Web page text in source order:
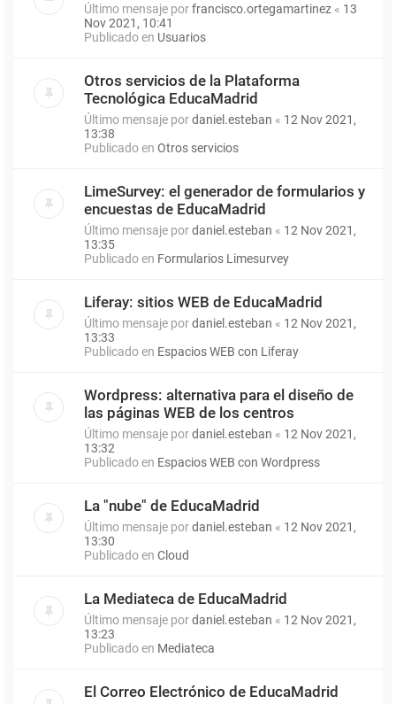
Último mensaje porfrancisco.ortegamartinez « 13
Nov 2021, 10:41
Publicado en Usuarios
Otros servicios de la Plataforma
Tecnológica EducaMadrid
Último mensaje pordaniel.esteban « 12 Nov 2021,
13:38
Publicado en Otros servicios
LimeSurvey: el generador de formularios y
encuestas de EducaMadrid
Último mensaje pordaniel.esteban « 12 Nov 2021,
13:35
Publicado en Formularios Limesurvey
Liferay: sitios WEB de EducaMadrid
Último mensaje pordaniel.esteban « 12 Nov 2021,
13:33
Publicado en Espacios WEB con Liferay
Wordpress: alternativa para el diseño de
las páginas WEB de los centros
Último mensaje pordaniel.esteban « 12 Nov 2021,
13:32
Publicado en Espacios WEB con Wordpress
La "nube" de EducaMadrid
Último mensaje pordaniel.esteban « 12 Nov 2021,
13:30
Publicado en Cloud
La Mediateca de EducaMadrid
Último mensaje pordaniel.esteban « 12 Nov 2021,
13:23
Publicado en Mediateca
El Correo Electrónico de EducaMadrid